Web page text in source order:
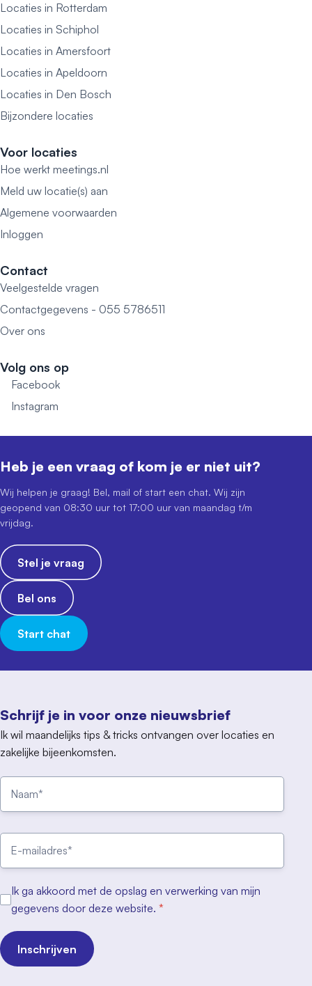
Locaties in Rotterdam
Locaties in Schiphol
Locaties in Amersfoort
Locaties in Apeldoorn
Locaties in Den Bosch
Bijzondere locaties
Voor locaties
Hoe werkt meetings.nl
Meld uw locatie(s) aan
Algemene voorwaarden
Inloggen
Contact
Veelgestelde vragen
Contactgegevens - 055 5786511
Over ons
Volg ons op
Facebook
Instagram
Schrijf je in voor onze nieuwsbrief
Ik wil maandelijks tips & tricks ontvangen over locaties en
zakelijke bijeenkomsten.
Ik ga akkoord met de opslag en verwerking van mijn
gegevens door deze website. *
Inschrijven
Heb je een vraag of kom je er niet uit?
Wij helpen je graag! Bel, mail of start een chat. Wij zijn
geopend van 08:30 uur tot 17:00 uur van maandag t/m
vrijdag.
Stel je vraag
Bel ons
Start chat